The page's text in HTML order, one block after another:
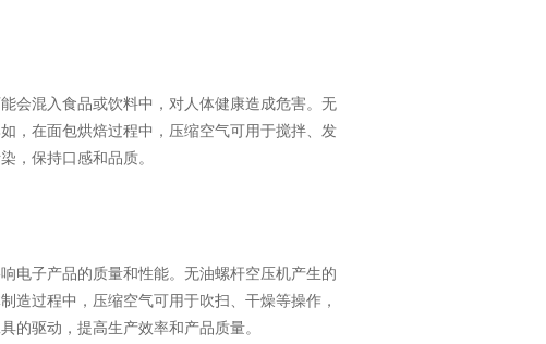
会混入食品或饮料中，对人体健康造成危害。无
，在面包烘焙过程中，压缩空气可用于搅拌、发
，保持口感和品质。
电子产品的质量和性能。无油螺杆空压机产生的
造过程中，压缩空气可用于吹扫、干燥等操作，
的驱动，提高生产效率和产品质量。